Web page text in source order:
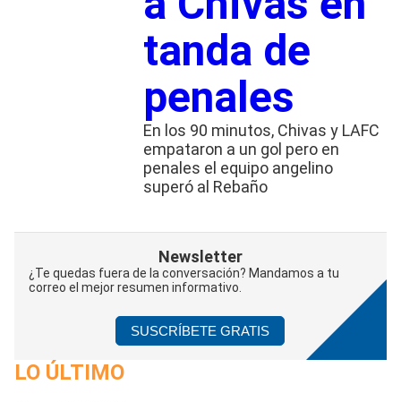
tanda de
penales
En los 90 minutos, Chivas y LAFC
empataron a un gol pero en
penales el equipo angelino
superó al Rebaño
Newsletter
¿Te quedas fuera de la conversación? Mandamos a tu
correo el mejor resumen informativo.
SUSCRÍBETE GRATIS
LO ÚLTIMO